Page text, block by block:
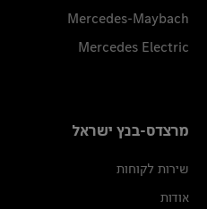
Mercedes-Maybach
Mercedes Electric
מרצדס-בנץ ישראל
שירות לקוחות
אודות